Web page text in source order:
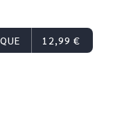
12,99 €